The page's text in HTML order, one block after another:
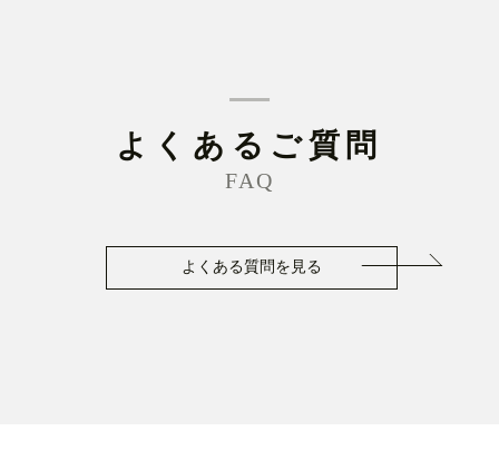
よくあるご質問
FAQ
よくある質問を見る